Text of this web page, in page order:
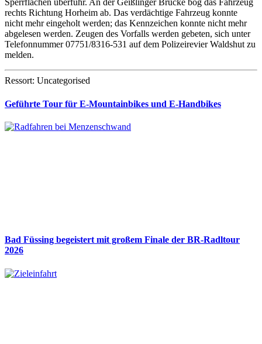
Sperrflächen überfuhr. An der Geißlinger Brücke bog das Fahrzeug
rechts Richtung Horheim ab. Das verdächtige Fahrzeug konnte
nicht mehr eingeholt werden; das Kennzeichen konnte nicht mehr
abgelesen werden. Zeugen des Vorfalls werden gebeten, sich unter
Telefonnummer 07751/8316-531 auf dem Polizeirevier Waldshut zu
melden.
Ressort: Uncategorised
Geführte Tour für E-Mountainbikes und E-Handbikes
Bad Füssing begeistert mit großem Finale der BR-Radltour
2026